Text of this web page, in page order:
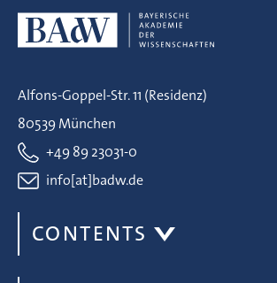
Alfons-Goppel-Str. 11 (Residenz)
80539 München
+49 89 23031-0
info[at]badw.de
CONTENTS